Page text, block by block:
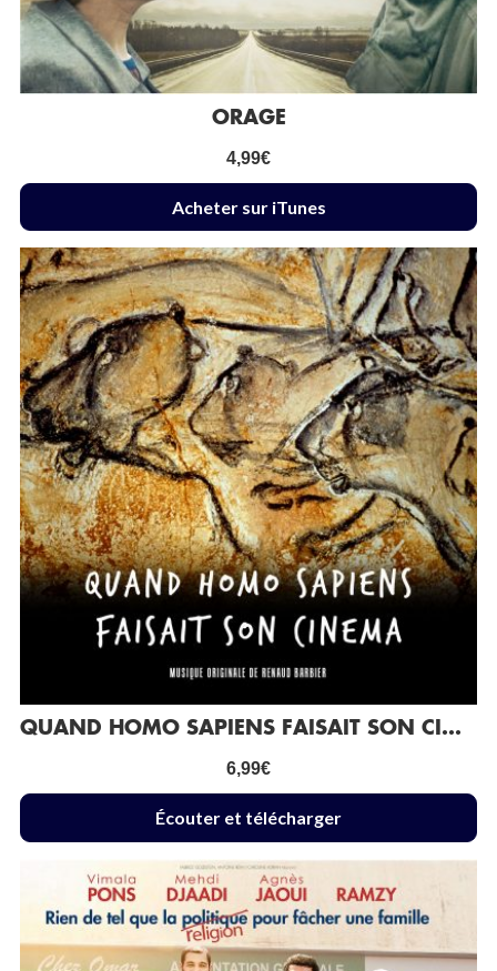
ORAGE
4,99€
Acheter sur iTunes
QUAND HOMO SAPIENS FAISAIT SON CINÉMA
6,99€
Écouter et télécharger